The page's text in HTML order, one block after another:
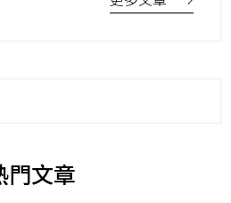
門文章